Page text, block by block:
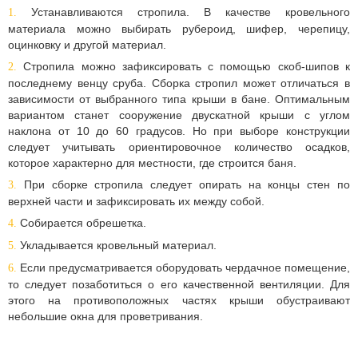
Устанавливаются стропила. В качестве кровельного
материала можно выбирать рубероид, шифер, черепицу,
оцинковку и другой материал.
Стропила можно зафиксировать с помощью скоб-шипов к
последнему венцу сруба. Сборка стропил может отличаться в
зависимости от выбранного типа крыши в бане. Оптимальным
вариантом станет сооружение двускатной крыши с углом
наклона от 10 до 60 градусов. Но при выборе конструкции
следует учитывать ориентировочное количество осадков,
которое характерно для местности, где строится баня.
При сборке стропила следует опирать на концы стен по
верхней части и зафиксировать их между собой.
Собирается обрешетка.
Укладывается кровельный материал.
Если предусматривается оборудовать чердачное помещение,
то следует позаботиться о его качественной вентиляции. Для
этого на противоположных частях крыши обустраивают
небольшие окна для проветривания.